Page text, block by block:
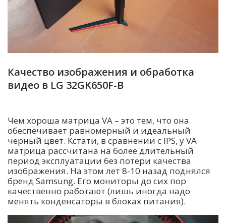
Качество изображения и обработка
видео в LG 32GK650F-B
Чем хороша матрица VA – это тем, что она
обеспечивает равномерный и идеальный
чёрный цвет. Кстати, в сравнении с IPS, у VA
матрица рассчитана на более длительный
период эксплуатации без потери качества
изображения. На этом лет 8-10 назад поднялся
бренд Samsung. Его мониторы до сих пор
качественно работают (лишь иногда надо
менять конденсаторы в блоках питания).